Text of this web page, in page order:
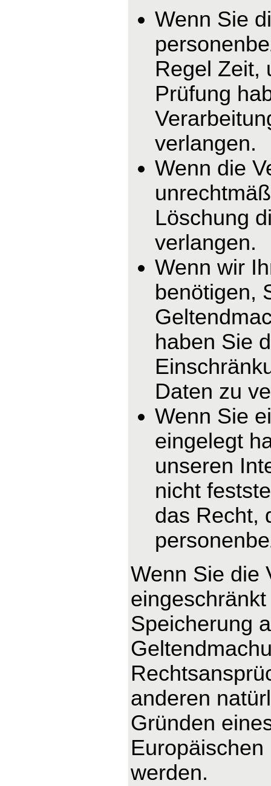
Wenn Sie
Regel Zeit,
Prüfung
verlangen.
Wenn die
Löschung
verlangen.
Wenn wir
benötigen,
haben Sie
Daten zu
Wenn Sie
eingelegt
unseren
nicht
das Recht,
Wenn Sie die
Speicherung
anderen
Gründen
werden.